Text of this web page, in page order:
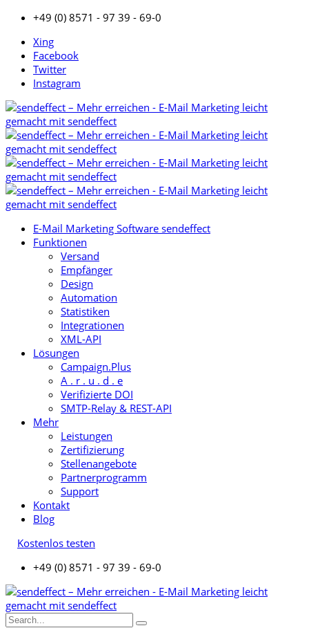
+49 (0) 8571 - 97 39 - 69-0
Xing
Facebook
Twitter
Instagram
E-Mail Marketing Software sendeffect
Funktionen
Versand
Empfänger
Design
Automation
Statistiken
Integrationen
XML-API
Lösungen
Campaign.Plus
A . r . u . d . e
Verifizierte DOI
SMTP-Relay & REST-API
Mehr
Leistungen
Zertifizierung
Stellenangebote
Partnerprogramm
Support
Kontakt
Blog
Kostenlos testen
+49 (0) 8571 - 97 39 - 69-0